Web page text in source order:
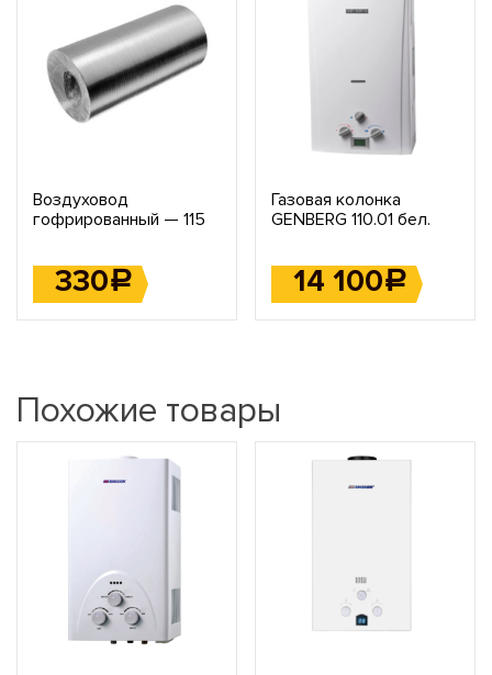
Воздуховод
гофрированный — 115
330Р
Газовая колонка
GENBERG 110.01 бел.
14 100Р
Похожие товары